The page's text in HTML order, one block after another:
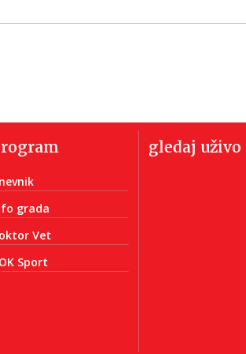
grada
Vet
Sport
gledaj uživo